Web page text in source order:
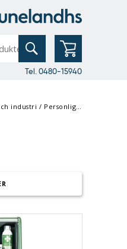
Tel. 0480-15940
industri / Personlig skyddsutrustning